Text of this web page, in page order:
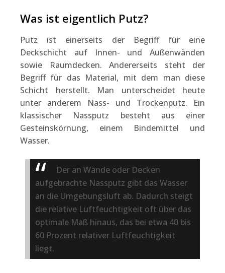
Was ist eigentlich Putz?
Putz ist einerseits der Begriff für eine
Deckschicht auf Innen- und Außenwänden
sowie Raumdecken. Andererseits steht der
Begriff für das Material, mit dem man diese
Schicht herstellt. Man unterscheidet heute
unter anderem Nass- und Trockenputz. Ein
klassischer Nassputz besteht aus einer
Gesteinskörnung, einem Bindemittel und
Wasser.
Der an Wände oder Decken
aufgebrachte Nassputz gibt das Wasser
an die Umgebungsluft ab. Dadurch steigt
die relative Luftfeuchtigkeit oft über das
optimale Maß hinaus, das bei etwa 40 bis
60 Prozent relativer Luftfeuchtigkeit
liegt.